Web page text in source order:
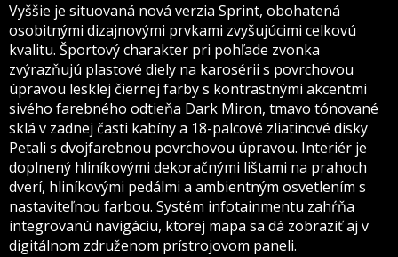
Vyššie je situovaná nová verzia Sprint, obohatená
osobitnými dizajnovými prvkami zvyšujúcimi celkovú
kvalitu. Športový charakter pri pohľade zvonka
zvýrazňujú plastové diely na karosérii s povrchovou
úpravou lesklej čiernej farby s kontrastnými akcentmi
sivého farebného odtieňa Dark Miron, tmavo tónované
sklá v zadnej časti kabíny a 18-palcové zliatinové disky
Petali s dvojfarebnou povrchovou úpravou. Interiér je
doplnený hliníkovými dekoračnými lištami na prahoch
dverí, hliníkovými pedálmi a ambientným osvetlením s
nastaviteľnou farbou. Systém infotainmentu zahŕňa
integrovanú navigáciu, ktorej mapa sa dá zobraziť aj v
digitálnom združenom prístrojovom paneli.